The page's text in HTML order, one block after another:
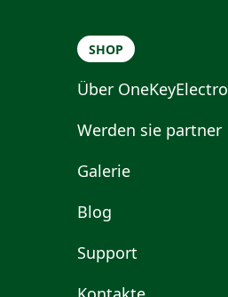
SHOP
Über OneKeyElectro
Werden sie partner
Galerie
Blog
Support